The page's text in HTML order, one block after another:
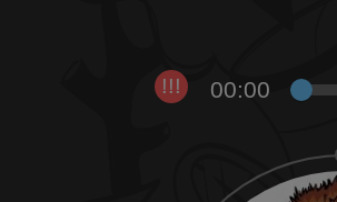
!!! 00:00